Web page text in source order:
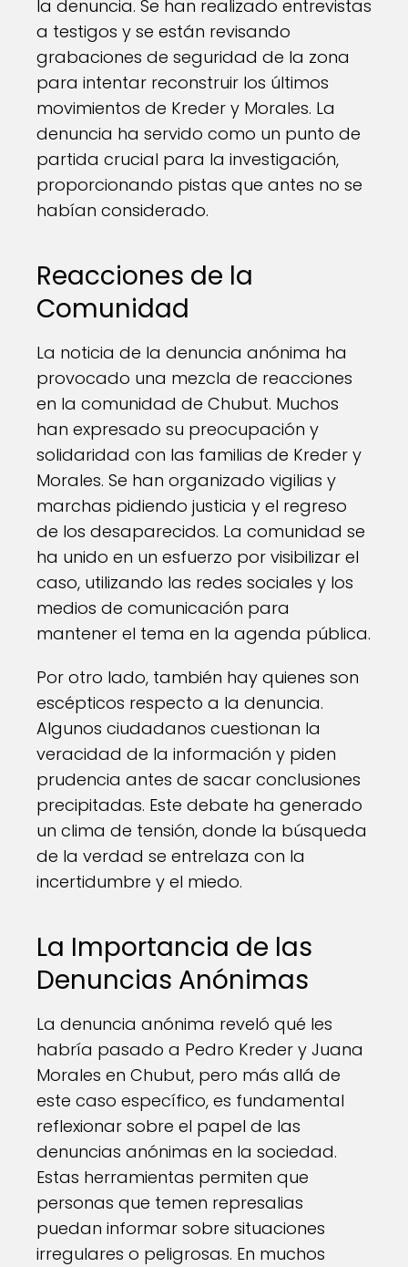
la denuncia. Se han realizado entrevistas
a testigos y se están revisando
grabaciones de seguridad de la zona
para intentar reconstruir los últimos
movimientos de Kreder y Morales. La
denuncia ha servido como un punto de
partida crucial para la investigación,
proporcionando pistas que antes no se
habían considerado.
Reacciones de la
Comunidad
La noticia de la denuncia anónima ha
provocado una mezcla de reacciones
en la comunidad de Chubut. Muchos
han expresado su preocupación y
solidaridad con las familias de Kreder y
Morales. Se han organizado vigilias y
marchas pidiendo justicia y el regreso
de los desaparecidos. La comunidad se
ha unido en un esfuerzo por visibilizar el
caso, utilizando las redes sociales y los
medios de comunicación para
mantener el tema en la agenda pública.
Por otro lado, también hay quienes son
escépticos respecto a la denuncia.
Algunos ciudadanos cuestionan la
veracidad de la información y piden
prudencia antes de sacar conclusiones
precipitadas. Este debate ha generado
un clima de tensión, donde la búsqueda
de la verdad se entrelaza con la
incertidumbre y el miedo.
La Importancia de las
Denuncias Anónimas
La denuncia anónima reveló qué les
habría pasado a Pedro Kreder y Juana
Morales en Chubut, pero más allá de
este caso específico, es fundamental
reflexionar sobre el papel de las
denuncias anónimas en la sociedad.
Estas herramientas permiten que
personas que temen represalias
puedan informar sobre situaciones
irregulares o peligrosas. En muchos